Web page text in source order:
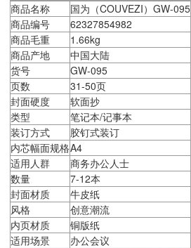
商品名称
国为（COUVEZI）GW-095
商品编号
62327854982
商品毛重
1.66kg
商品产地
中国大陆
货号
GW-095
页数
31-50页
封面硬度
软面抄
类型
笔记本/记事本
装订方式
胶钉式装订
内芯幅面规格A4
适用人群
商务办公人士
数量
7-12本
封面材质
牛皮纸
风格
创意潮流
内页材质
铜版纸
适用场景
办公会议